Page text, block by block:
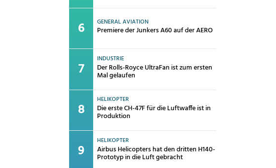
GENERAL AVIATION
Premiere der Junkers A60 auf der AERO
INDUSTRIE
Der Rolls-Royce UltraFan ist zum ersten
Mal gelaufen
HELIKOPTER
Die erste CH-47F für die Luftwaffe ist in
Produktion
HELIKOPTER
Airbus Helicopters hat den dritten H140-
Prototyp in die Luft gebracht